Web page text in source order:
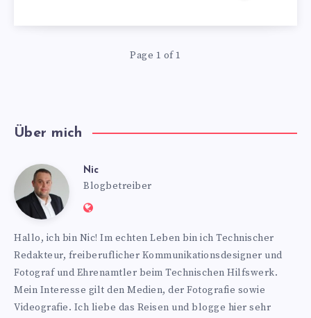
Page 1 of 1
Über mich
Nic Nic
Blogbetreiber
Website:
Hallo, ich bin Nic! Im echten Leben bin ich Technischer
Redakteur, freiberuflicher Kommunikationsdesigner und
Fotograf und Ehrenamtler beim Technischen Hilfswerk.
Mein Interesse gilt den Medien, der Fotografie sowie
Videografie. Ich liebe das Reisen und blogge hier sehr